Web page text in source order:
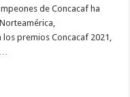
de Concacaf ha
premios Concacaf 2021,